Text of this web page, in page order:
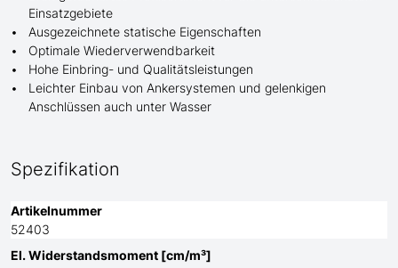
Einsatzgebiete
Ausgezeichnete statische Eigenschaften
Optimale Wiederverwendbarkeit
Hohe Einbring- und Qualitätsleistungen
Leichter Einbau von Ankersystemen und gelenkigen
Anschlüssen auch unter Wasser
Spezifikation
Artikelnummer
52403
El. Widerstandsmoment [cm/m³]